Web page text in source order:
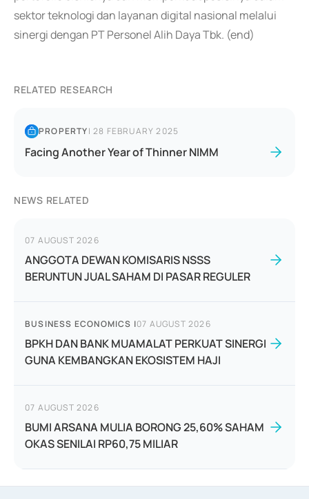
sektor teknologi dan layanan digital nasional melalui
sinergi dengan PT Personel Alih Daya Tbk. (end)
RELATED RESEARCH
PROPERTY|28 FEBRUARY 2025
Facing Another Year of Thinner NIMM
NEWS RELATED
07 AUGUST 2026
ANGGOTA DEWAN KOMISARIS NSSS
BERUNTUN JUAL SAHAM DI PASAR REGULER
BUSINESS ECONOMICS |07 AUGUST 2026
BPKH DAN BANK MUAMALAT PERKUAT SINERGI
GUNA KEMBANGKAN EKOSISTEM HAJI
07 AUGUST 2026
BUMI ARSANA MULIA BORONG 25,60% SAHAM
OKAS SENILAI RP60,75 MILIAR